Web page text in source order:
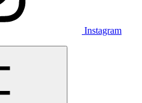
Instagram